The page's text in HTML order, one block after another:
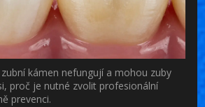
kámen nefungují a mohou zuby
proč je nutné zvolit profesionální
prevenci.